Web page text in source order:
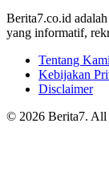
Berita7.co.id
yang informatif,
Tentang Kami
Kebijakan
Disclaimer
© 2026 Berita7. All